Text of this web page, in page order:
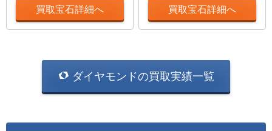
買取宝石詳細へ 買取宝石詳細へ
ダイヤモンドの買取実績一覧